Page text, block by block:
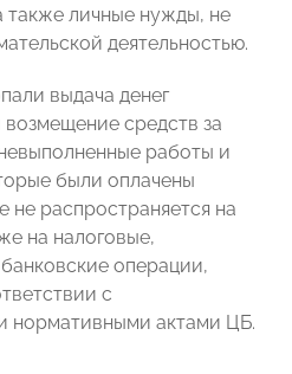
также личные нужды, не
деятельностью.
выдача денег
средств за
работы и
были оплачены
не распространяется на
на налоговые,
операции,
с
нормативными актами ЦБ.